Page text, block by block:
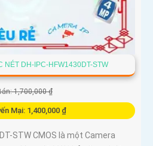
NÉT DH-IPC-HFW1430DT-STW
1,700,000 ₫
Mại: 1,400,000 ₫
STW CMOS là một Camera